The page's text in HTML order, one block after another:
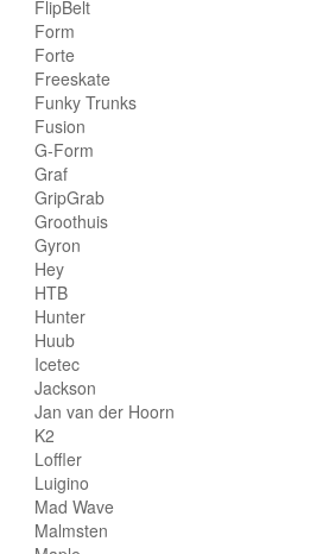
FlipBelt
Form
Forte
Freeskate
Funky Trunks
Fusion
G-Form
Graf
GripGrab
Groothuis
Gyron
Hey
HTB
Hunter
Huub
Icetec
Jackson
Jan van der Hoorn
K2
Loffler
Luigino
Mad Wave
Malmsten